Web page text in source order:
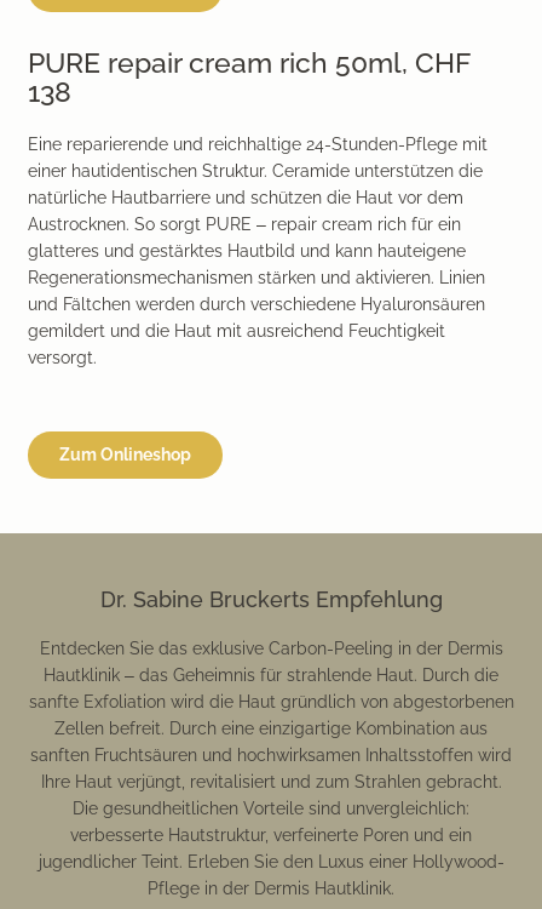
PURE repair cream rich 50ml, CHF
138
Eine reparierende und reichhaltige 24-Stunden-Pflege mit
einer hautidentischen Struktur. Ceramide unterstützen die
natürliche Hautbarriere und schützen die Haut vor dem
Austrocknen. So sorgt PURE – repair cream rich für ein
glatteres und gestärktes Hautbild und kann hauteigene
Regenerationsmechanismen stärken und aktivieren. Linien
und Fältchen werden durch verschiedene Hyaluronsäuren
gemildert und die Haut mit ausreichend Feuchtigkeit
versorgt.
Zum Onlineshop
Dr. Sabine Bruckerts Empfehlung
Entdecken Sie das exklusive Carbon-Peeling in der Dermis
Hautklinik – das Geheimnis für strahlende Haut. Durch die
sanfte Exfoliation wird die Haut gründlich von abgestorbenen
Zellen befreit. Durch eine einzigartige Kombination aus
sanften Fruchtsäuren und hochwirksamen Inhaltsstoffen wird
Ihre Haut verjüngt, revitalisiert und zum Strahlen gebracht.
Die gesundheitlichen Vorteile sind unvergleichlich:
verbesserte Hautstruktur, verfeinerte Poren und ein
jugendlicher Teint. Erleben Sie den Luxus einer Hollywood-
Pflege in der Dermis Hautklinik.